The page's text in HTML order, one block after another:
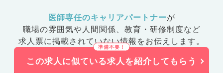
医師専任のキャリアパートナーが
職場の雰囲気や人間関係、 教育・研修制度など
求人票に掲載されていない情報をお伝えします。
この求人に似ている求人を紹介してもらう